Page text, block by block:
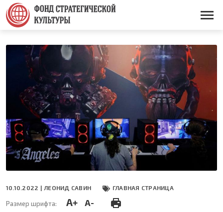
Перейти
основному
содержанию
Основная
10.10.2022 | ЛЕОНИД САВИН ГЛАВНАЯ СТРАНИЦА
Размер шрифта: A+ A-